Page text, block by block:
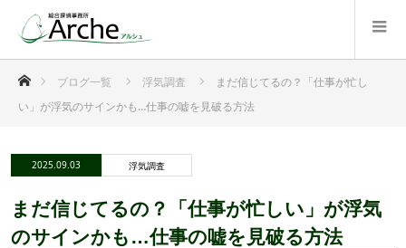
ホームブログ一覧 浮気調査
まだ信じてるの？「仕事が忙し
い」が浮気のサインかも…仕事の嘘を見破る方法
2025.09.03 浮気調査
まだ信じてるの？「仕事が忙しい」が浮気
のサインかも…仕事の嘘を見破る方法